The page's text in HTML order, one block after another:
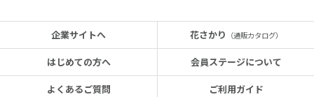
企業サイトへ
はじめての方へ
よくあるご質問
花さかり （通販カタログ）
会員ステージについて
ご利用ガイド